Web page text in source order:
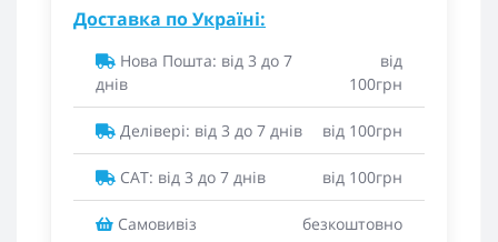
Доставка по Україні:
Нова Пошта: від 3 до 7
днів
від
100грн
Делівері: від 3 до 7 днів від 100грн
САТ: від 3 до 7 днів від 100грн
Самовивіз безкоштовно